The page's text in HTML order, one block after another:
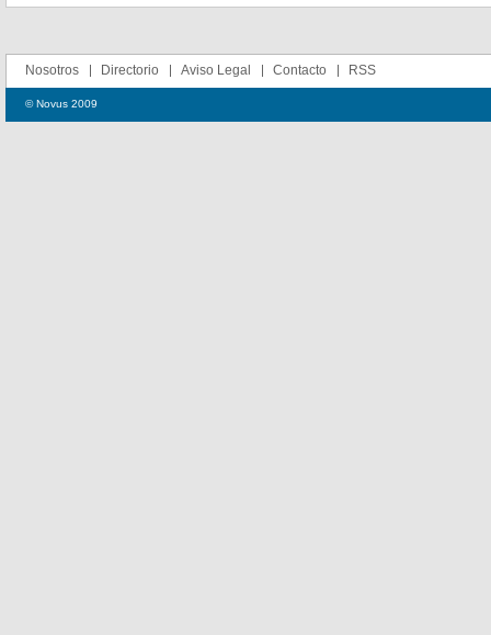
Nosotros Directorio Aviso Legal Contacto RSS
© Novus 2009